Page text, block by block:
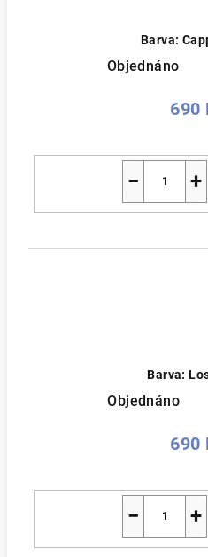
Barva:
Objednáno
690
+
−
Barva:
Objednáno
690
+
−